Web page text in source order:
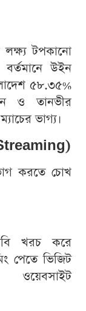
লক্ষ্য টপকানো
বর্তমানে উইন
৫৮.৩৫%
ও তানভীর
ভাগ্য।
Streaming)
করতে চোখ
খরচ করে
পেতে ভিজিট